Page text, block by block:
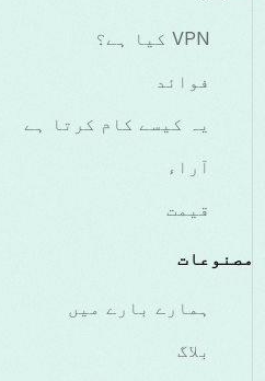
VPN کیا ہے؟
فوائد
یہ کیسے کام کرتا ہے
آراء
قیمت
مصنوعات
ہمارے بارے میں
بلاگ